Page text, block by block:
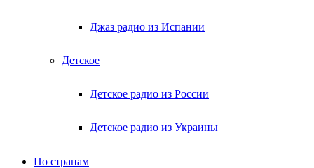
Джаз радио из Испании
Детское
Детское радио из России
Детское радио из Украины
По странам